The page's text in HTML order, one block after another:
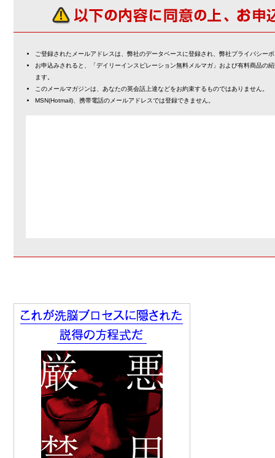
ご登録されたメールアドレスは、弊社のデータベースに登録され、弊社プライバシー
お申込みされると、「デイリーインスピレーション無料メルマガ」および有料商品の
ます。
このメールマガジンは、あなたの英会話上達などをお約束するものではありません。
MSN(Hotmail)、携帯電話のメールアドレスでは登録できません。